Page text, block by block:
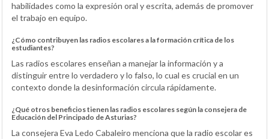
habilidades como la expresión oral y escrita, además de promover
el trabajo en equipo.
¿Cómo contribuyen las radios escolares a la formación crítica de los
estudiantes?
Las radios escolares enseñan a manejar la información y a
distinguir entre lo verdadero y lo falso, lo cual es crucial en un
contexto donde la desinformación circula rápidamente.
¿Qué otros beneficios tienen las radios escolares según la consejera de
Educación del Principado de Asturias?
La consejera Eva Ledo Cabaleiro menciona que la radio escolar es